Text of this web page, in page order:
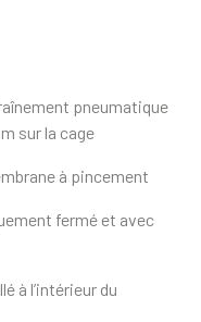
pneumatique
sur la cage
à pincement
fermé et avec
à l’intérieur du